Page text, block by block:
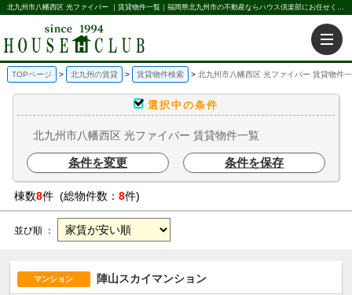
北九州市八幡西区 光ファイバー ｜賃貸物件一覧｜福岡県北九州市の不動産ならハウス倶楽部にお任せください。北九州の賃貸・売買・不動産買取などを不動産に関することならなんでもお任せ。
TOPページ 北九州の賃貸 賃貸物件検索 北九州市八幡西区 光ファイバー 賃貸物件
選択中の条件
北九州市八幡西区 光ファイバー 賃貸物件一覧
条件を変更 条件を保存
棟数8件 (総物件数： 8件)
並び順 ：
マンション 陣山スカイマンション